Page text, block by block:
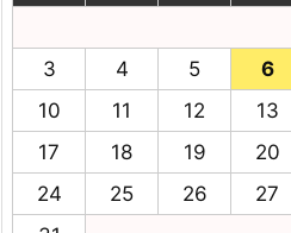
3
4 5 6
10
11 12 13
17
18 19 20
24
25 26 27